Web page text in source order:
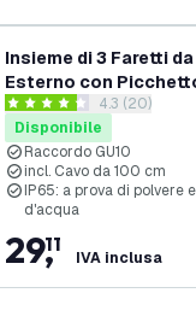
lista desideri
Insieme di 3 Faretti da
Esterno con
IP65 - Aluminio -
GU10 - 1M Cavo
apri il
4.3 stelle di valutazione
4.3 (20)
Disponibile
Raccordo GU10
incl. Cavo da 100 cm
IP65: a prova di polvere
d'acqua
29,
11
IVA inclusa